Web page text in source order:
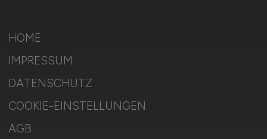
HOME
IMPRESSUM
DATENSCHUTZ
COOKIE-EINSTELLUNGEN
AGB